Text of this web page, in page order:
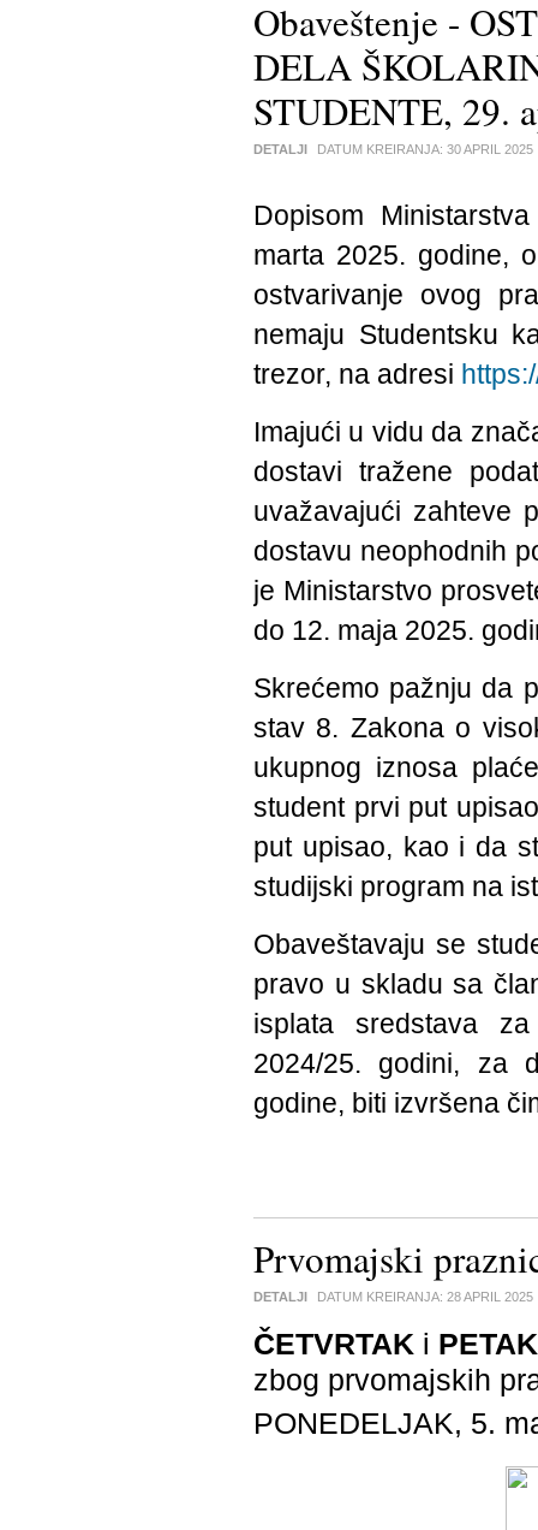
Obaveštenje -
DELA
STUDENTE, 29.
DETALJI DATUM KREIRANJA: 30 APRIL 2025
Dopisom
marta 2025. godine,
ostvarivanje ovog
nemaju Studentsku
trezor, na adresi
Imajući u vidu da
dostavi tražene
uvažavajući zahteve
dostavu neophodnih
je Ministarstvo
do 12. maja 2025.
Skrećemo pažnju da
stav 8. Zakona o
ukupnog iznosa
student prvi put
put upisao, kao i da
studijski program na
Obaveštavaju se
pravo u skladu sa
isplata sredstava
2024/25. godini, za
godine, biti izvršena
Prvomajski
DETALJI DATUM KREIRANJA: 28 APRIL 2025
ČETVRTAK i PETAK
zbog prvomajskih
PONEDELJAK, 5.